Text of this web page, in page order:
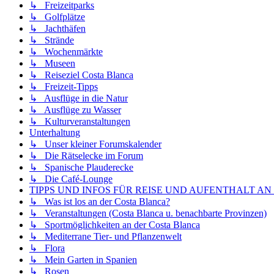
↳ Freizeitparks
↳ Golfplätze
↳ Jachthäfen
↳ Strände
↳ Wochenmärkte
↳ Museen
↳ Reiseziel Costa Blanca
↳ Freizeit-Tipps
↳ Ausflüge in die Natur
↳ Ausflüge zu Wasser
↳ Kulturveranstaltungen
Unterhaltung
↳ Unser kleiner Forumskalender
↳ Die Rätselecke im Forum
↳ Spanische Plauderecke
↳ Die Café-Lounge
TIPPS UND INFOS FÜR REISE UND AUFENTHALT AN
↳ Was ist los an der Costa Blanca?
↳ Veranstaltungen (Costa Blanca u. benachbarte Provinzen)
↳ Sportmöglichkeiten an der Costa Blanca
↳ Mediterrane Tier- und Pflanzenwelt
↳ Flora
↳ Mein Garten in Spanien
↳ Rosen